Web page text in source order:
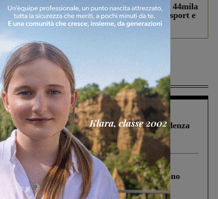
Estra Notizie agosto: Smart Cities, oltre 44mila
studenti coinvolti, torna il bando per lo sport e
debutta il podcast Estrair
Più lette
Figline Incisa Valdarno 1 Agosto 2026
Piscina di Figline finanziata oltre la scadenza
Pnrr, il gruppo di Fratelli d’Italia: “Un
ringraziamento al Governo”
Cronaca 4 Agosto 2026
Un anno fa la strage in A1 in cui morirono
Gianni, Giulia e Franco. Lo schianto, il
processo, lo stop ai sorpassi fra tir....